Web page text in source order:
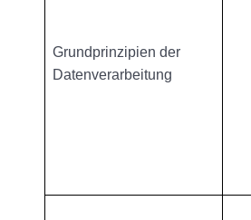
Grundprinzipien der
Datenverarbeitung